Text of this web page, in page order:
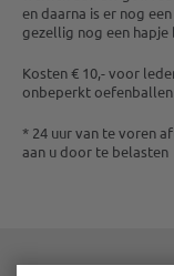
en daarna is er nog
gezellig nog een hapje
Kosten € 10,- voor
onbeperkt
* 24 uur van te voren
aan u door te belasten